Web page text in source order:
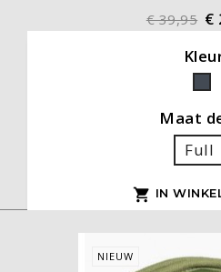
€ 39,95 €
Maat
Full
 IN
NIEUW